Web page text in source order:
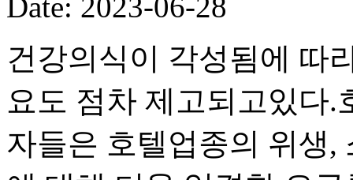
건강의식이 각성됨에 따
요도 점차 제고되고있다
자들은 호텔업종의 위생,